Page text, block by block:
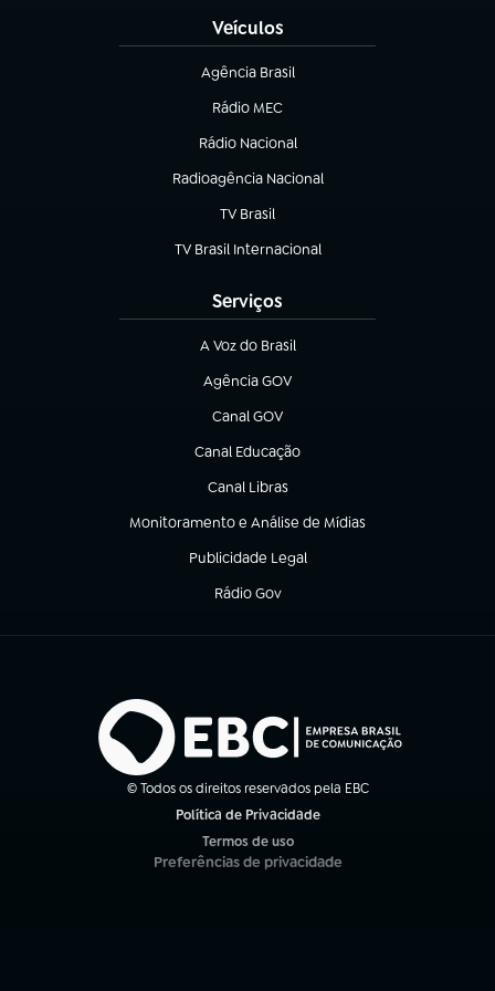
Veículos
Agência Brasil
(abre em nova aba)
Rádio MEC
(abre em nova aba)
Rádio Nacional
Radioagência Nacional
(abre em nova aba)
TV Brasil
(abre em nova aba)
TV Brasil Internacional
(abre em nova aba)
Serviços
A Voz do Brasil
(abre em nova aba)
Agência GOV
(abre em nova aba)
Canal GOV
(abre em nova aba)
Canal Educação
(abre em nova aba)
Canal Libras
(abre em nova aba)
Monitoramento e Análise de Mídias
(abre em nova aba)
Publicidade Legal
(abre em nova aba)
Rádio Gov
(abre em nova aba)
© Todos os direitos reservados pela EBC
Política de Privacidade
Termos de uso
(abre em nova aba)
Preferências de privacidade